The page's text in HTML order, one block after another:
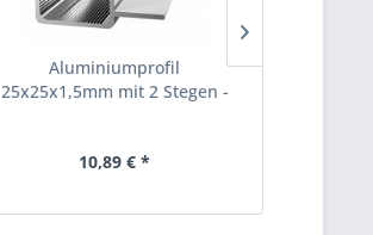
Aluminiumprofil
25x25x1,5mm mit 2 Stegen -
10,89 € *